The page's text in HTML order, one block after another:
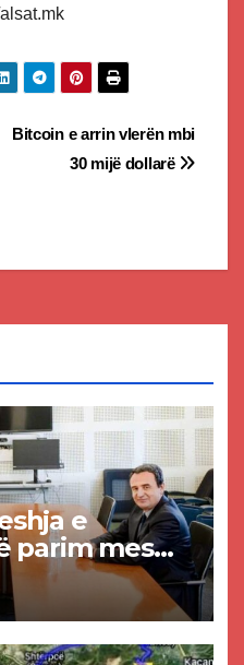
Bitcoin e arrin vlerën mbi
30 mijë dollarë
e
parim mes